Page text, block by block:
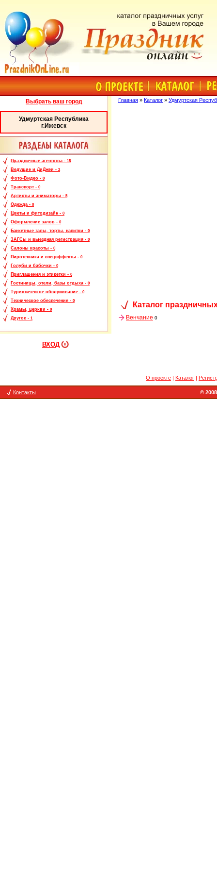
Выбрать ваш город
Удмуртская Республика
г.Ижевск
Праздничные агентства - 15
Ведущие и ДиДжеи - 2
Фото-Видео - 0
Транспорт - 0
Артисты и аниматоры - 5
Одежда - 0
Цветы и фитодизайн - 0
Оформление залов - 0
Банкетные залы, торты, напитки - 0
ЗАГСы и выездная регистрация - 0
Салоны красоты - 0
Пиротехника и спецэффекты - 0
Голуби и бабочки - 0
Приглашения и этикетки - 0
Гостиницы, отели, базы отдыха - 0
Туристическое обслуживание - 0
Техническое обеспечение - 0
Храмы, церкви - 0
Другое - 1
ВХОД
Главная » Каталог » Удмуртская
Каталог
Венчание 0
О проекте Каталог
Контакты ©